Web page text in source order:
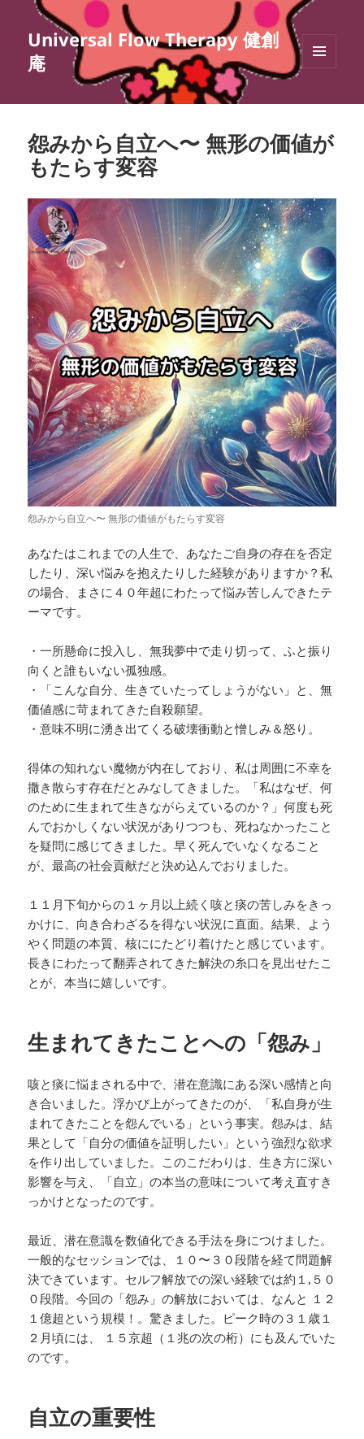
Universal Flow Therapy 健創
庵
ィジェ
怨みから自立へ〜 無形の価値が
もたらす変容
怨みから自立へ〜 無形の価値がもたらす変容
あなたはこれまでの人生で、あなたご自身の存在を否定
したり、深い悩みを抱えたりした経験がありますか？私
の場合、まさに４０年超にわたって悩み苦しんできたテ
ーマです。
・一所懸命に投入し、無我夢中で走り切って、ふと振り
向くと誰もいない孤独感。
・「こんな自分、生きていたってしょうがない」と、無
価値感に苛まれてきた自殺願望。
・意味不明に湧き出てくる破壊衝動と憎しみ＆怒り。
得体の知れない魔物が内在しており、私は周囲に不幸を
撒き散らす存在だとみなしてきました。「私はなぜ、何
のために生まれて生きながらえているのか？」何度も死
んでおかしくない状況がありつつも、死ねなかったこと
を疑問に感じてきました。早く死んでいなくなること
が、最高の社会貢献だと決め込んでおりました。
１１月下旬からの１ヶ月以上続く咳と痰の苦しみをきっ
かけに、向き合わざるを得ない状況に直面。結果、よう
やく問題の本質、核ににたどり着けたと感じています。
長きにわたって翻弄されてきた解決の糸口を見出せたこ
とが、本当に嬉しいです。
生まれてきたことへの「怨み」
咳と痰に悩まされる中で、潜在意識にある深い感情と向
き合いました。浮かび上がってきたのが、「私自身が生
まれてきたことを怨んでいる」という事実。怨みは、結
果として「自分の価値を証明したい」という強烈な欲求
を作り出していました。このこだわりは、生き方に深い
影響を与え、「自立」の本当の意味について考え直すき
っかけとなったのです。
最近、潜在意識を数値化できる手法を身につけました。
一般的なセッションでは、１０〜３０段階を経て問題解
決できています。セルフ解放での深い経験では約１,５０
０段階。今回の「怨み」の解放においては、なんと １２
１億超という規模！。驚きました。ピーク時の３１歳１
２月頃には、 １５京超（１兆の次の桁）にも及んでいた
のです。
自立の重要性